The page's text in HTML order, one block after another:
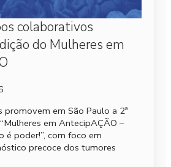
colaborativos
do Mulheres em
promovem em São Paulo a 2ª
em AntecipAÇÃO –
é poder!”, com foco em
precoce dos tumores